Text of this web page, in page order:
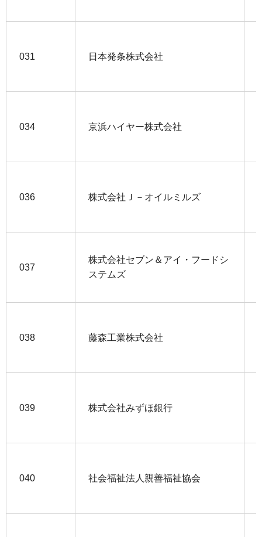
031 日本発条株式会社
034 京浜ハイヤー株式会社
036 株式会社Ｊ－オイルミルズ
037
株式会社セブン＆アイ・フードシ
ステムズ
038 藤森工業株式会社
039 株式会社みずほ銀行
040 社会福祉法人親善福祉協会